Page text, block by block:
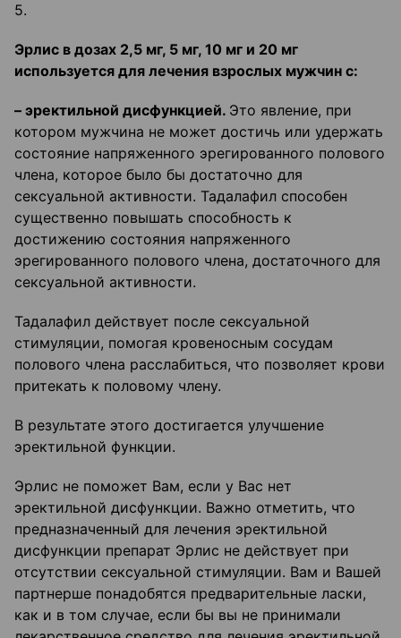
5.
Эрлис в дозах 2,5 мг, 5 мг, 10 мг и 20 мг
используется для лечения взрослых мужчин с:
– эректильной дисфункцией. Это явление, при
котором мужчина не может достичь или удержать
состояние напряженного эрегированного полового
члена, которое было бы достаточно для
сексуальной активности. Тадалафил способен
существенно повышать способность к
достижению состояния напряженного
эрегированного полового члена, достаточного для
сексуальной активности.
Тадалафил действует после сексуальной
стимуляции, помогая кровеносным сосудам
полового члена расслабиться, что позволяет крови
притекать к половому члену.
В результате этого достигается улучшение
эректильной функции.
Эрлис не поможет Вам, если у Вас нет
эректильной дисфункции. Важно отметить, что
предназначенный для лечения эректильной
дисфункции препарат Эрлис не действует при
отсутствии сексуальной стимуляции. Вам и Вашей
партнерше понадобятся предварительные ласки,
как и в том случае, если бы вы не принимали